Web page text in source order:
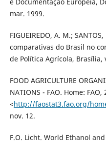
mar. 1999.
FIGUEIREDO, A. M.;
comparativas do Brasil no
de Política Agrícola, Brasília,
FOOD AGRICULTURE
NATIONS - FAO. Home:
<http://faostat3.fao.org/
nov. 12.
F.O. Licht. World Ethanol